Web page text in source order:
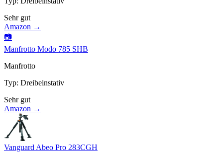
Sehr gut
Amazon →
📷
Manfrotto Modo 785 SHB
Manfrotto
Typ: Dreibeinstativ
Sehr gut
Amazon →
Vanguard Abeo Pro 283CGH